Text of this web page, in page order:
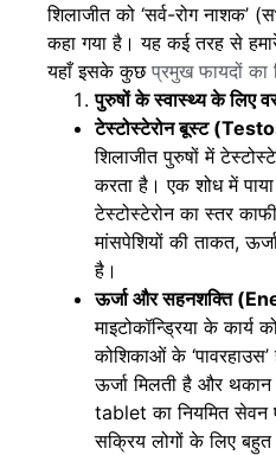
शिलाजीत को ‘सर्व-रोग नाशक’
कहा गया है। यह कई तरह से
यहाँ इसके कुछ प्रमुख फायदों का
पुरुषों के स्वास्थ्य के लिए
टेस्टोस्टेरोन बूस्ट
शिलाजीत पुरुषों में
करता है। एक शोध में
टेस्टोस्टेरोन का स्तर
मांसपेशियों की ताकत,
है।
ऊर्जा और सहनशक्ति
माइटोकॉन्ड्रिया के कार्य
कोशिकाओं के
ऊर्जा मिलती है और थकान
tablet का नियमित सेवन
सक्रिय लोगों के लिए